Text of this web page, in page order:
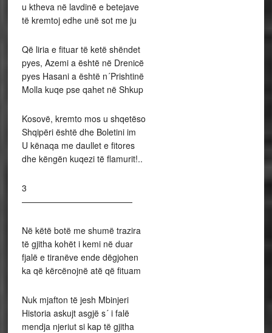
u ktheva në lavdinë e betejave
të kremtoj edhe unë sot me ju
Që liria e fituar të ketë shëndet
pyes, Azemi a është në Drenicë
pyes Hasani a është n´Prishtinë
Molla kuqe pse qahet në Shkup
Kosovë, kremto mos u shqetëso
Shqipëri është dhe Boletini im
U kënaqa me daullet e fitores
dhe këngën kuqezi të flamurit!..
3
—————————————
Në këtë botë me shumë trazira
të gjitha kohët i kemi në duar
fjalë e tiranëve ende dëgjohen
ka që kërcënojnë atë që fituam
Nuk mjafton të jesh Mbinjeri
Historia askujt asgjë s´ i falë
mendja njeriut si kap të gjitha